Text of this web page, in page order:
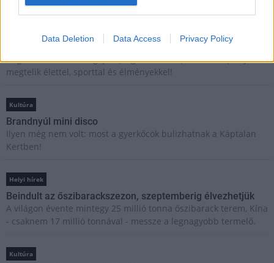
Data Deletion Data Access Privacy Policy
Open Orfű: mozgás, zene, közösség
Augusztus első hétvégéjén (augusztus 1-2.) a Pécsi-tó partja
megtelik élettel, sporttal és élményekkel!
Kultúra
Brandnyúl mini disco
Ilyen még nem volt: most a gyerkőcök bulizhatnak a Káptalan
Kertben!
Helyi hírek
Beindult az őszibarackszezon, szeptemberig élvezhetjük
A világon évente mintegy 25 millió tonna őszibarack terem, Kína
- csaknem 17 millió tonnával - messze a legnagyobb termelő.
Kultúra